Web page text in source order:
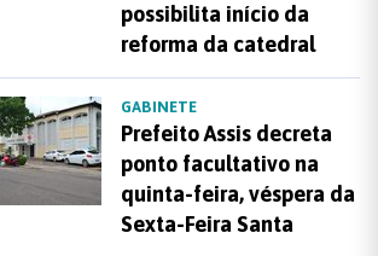
possibilita início da
reforma da catedral
GABINETE
Prefeito Assis decreta
ponto facultativo na
quinta-feira, véspera da
Sexta-Feira Santa